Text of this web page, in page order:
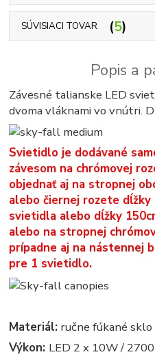
SÚVISIACI TOVAR 5
Popis a
Závesné talianske LED
dvoma vláknami vo vnútri.
Svietidlo je dodávané
závesom na chrómovej
objednať aj na stropnej
alebo čiernej rozete dĺžky
svietidla alebo dĺžky
alebo na stropnej
prípadne aj na nástennej
pre 1 svietidlo.
Materiál: ručne fúkané sklo
Výkon: LED 2 x 10W /